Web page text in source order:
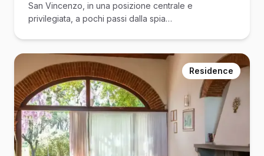
San Vincenzo, in una posizione centrale e
privilegiata, a pochi passi dalla spia…
Residence